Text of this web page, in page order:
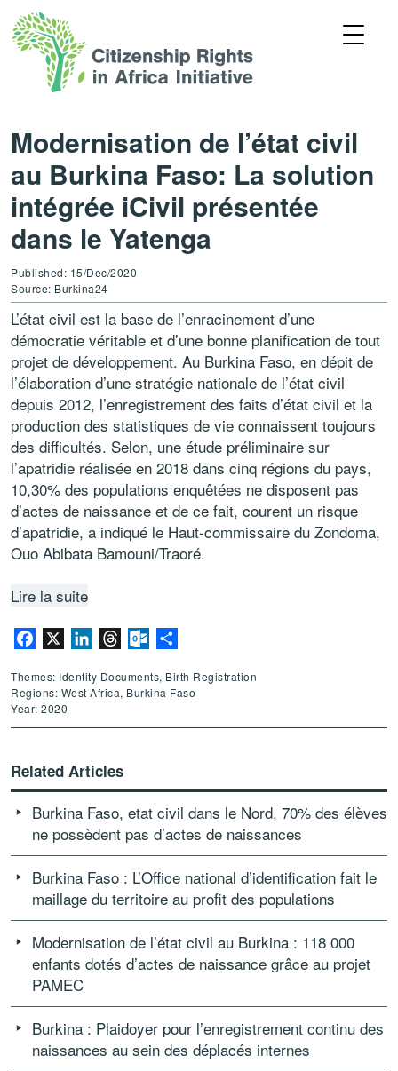
Modernisation de l’état civil
au Burkina Faso: La solution
intégrée iCivil présentée
dans le Yatenga
Published: 15/Dec/2020
Source: Burkina24
L’état civil est la base de l’enracinement d’une
démocratie véritable et d’une bonne planification de tout
projet de développement. Au Burkina Faso, en dépit de
l’élaboration d’une stratégie nationale de l’état civil
depuis 2012, l’enregistrement des faits d’état civil et la
production des statistiques de vie connaissent toujours
des difficultés. Selon, une étude préliminaire sur
l’apatridie réalisée en 2018 dans cinq régions du pays,
10,30% des populations enquêtées ne disposent pas
d’actes de naissance et de ce fait, courent un risque
d’apatridie, a indiqué le Haut-commissaire du Zondoma,
Ouo Abibata Bamouni/Traoré.
Lire la suite
Facebook LinkedInThreadsOutlook.com
Themes: Identity Documents, Birth Registration
Regions: West Africa, Burkina Faso
Year: 2020
Related Articles
Burkina Faso, etat civil dans le Nord, 70% des élèves
ne possèdent pas d’actes de naissances
Burkina Faso : L’Office national d’identification fait le
maillage du territoire au profit des populations
Modernisation de l’état civil au Burkina : 118 000
enfants dotés d’actes de naissance grâce au projet
PAMEC
Burkina : Plaidoyer pour l’enregistrement continu des
naissances au sein des déplacés internes